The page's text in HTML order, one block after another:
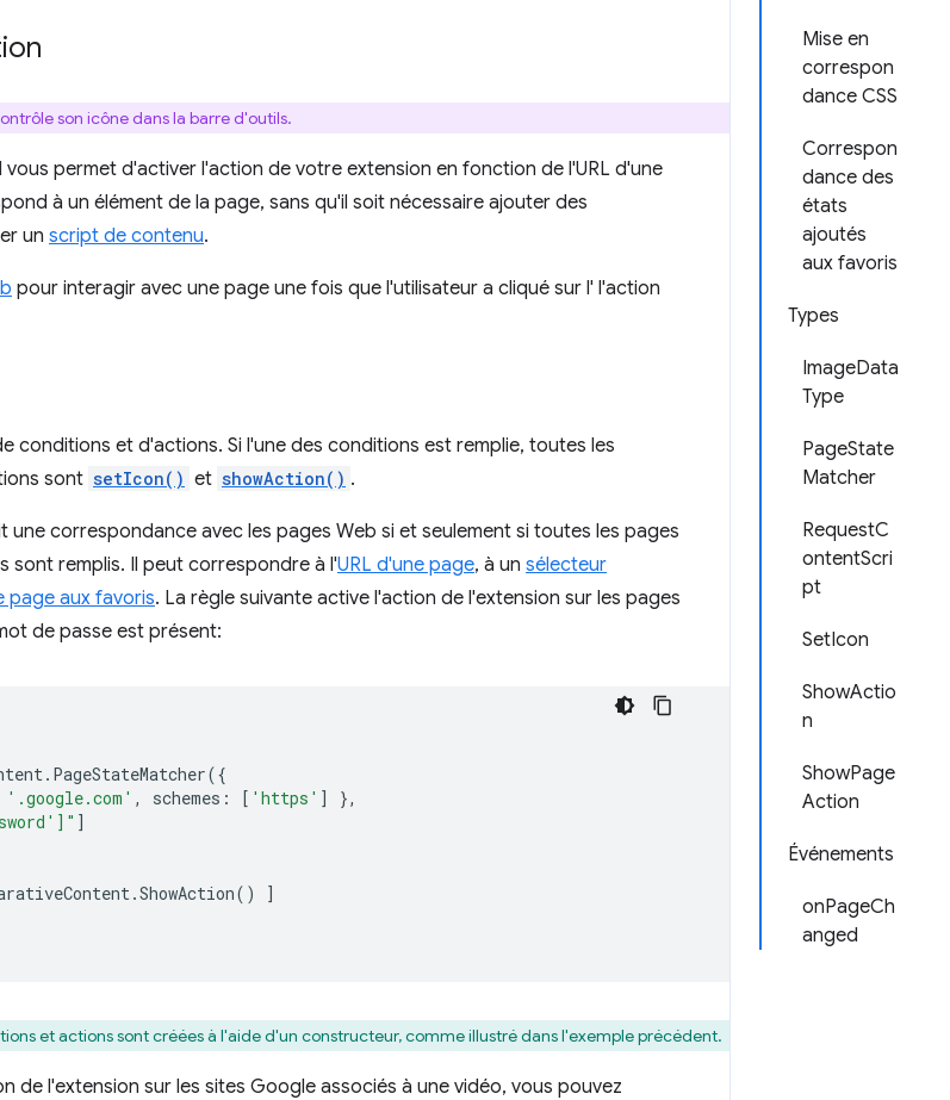
Mise en
correspon
dance CSS
Correspon
dance des
états
ajoutés
aux favoris
Types
ImageData
Type
PageState
Matcher
RequestC
ontentScri
pt
SetIcon
ShowActio
n
ShowPage
Action
Événements
onPageCh
anged
son icône dans la barre d'outils.
vous permet d'activer l'action de votre extension en fonction de l'URL d'une
à un élément de la page, sans qu'il soit nécessaire ajouter des
un script de contenu.
pour interagir avec une page une fois que l'utilisateur a cliqué sur l' l'action
conditions et d'actions. Si l'une des conditions est remplie, toutes les
sont setIcon() et showAction() .
une correspondance avec les pages Web si et seulement si toutes les pages
sont remplis. Il peut correspondre à l'URL d'une page, à un sélecteur
page aux favoris. La règle suivante active l'action de l'extension sur les pages
de passe est présent:
. PageStateMatcher({
'.google.com' , schemes : [ 'https' ]
},
]
.ShowAction()
]
et actions sont créées à l'aide d'un constructeur, comme illustré dans l'exemple précédent.
de l'extension sur les sites Google associés à une vidéo, vous pouvez